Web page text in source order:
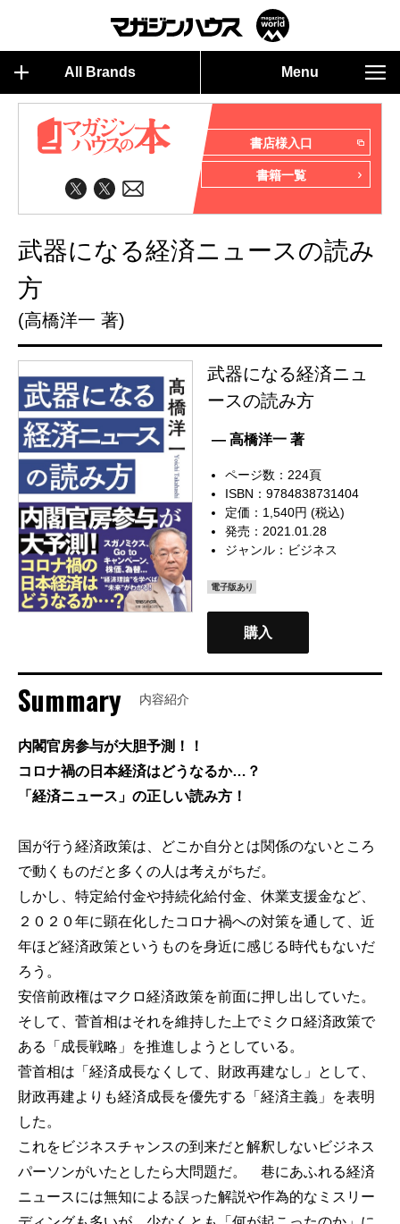
All Brands Menu
書店様入口
書籍一覧
武器になる経済ニュースの読み
方
(高橋洋一 著)
武器になる経済ニュ
ースの読み方
— 高橋洋一 著
ページ数：224頁
ISBN：9784838731404
定価：1,540円 (税込)
発売：2021.01.28
ジャンル： ビジネス
電子版あり
購入
Summary 内容紹介
内閣官房参与が大胆予測！！
コロナ禍の日本経済はどうなるか…？
「経済ニュース」の正しい読み方！
国が行う経済政策は、どこか自分とは関係のないところ
で動くものだと多くの人は考えがちだ。
しかし、特定給付金や持続化給付金、休業支援金など、
２０２０年に顕在化したコロナ禍への対策を通して、近
年ほど経済政策というものを身近に感じる時代もないだ
ろう。
安倍前政権はマクロ経済政策を前面に押し出していた。
そして、菅首相はそれを維持した上でミクロ経済政策で
ある「成長戦略」を推進しようとしている。
菅首相は「経済成長なくして、財政再建なし」として、
財政再建よりも経済成長を優先する「経済主義」を表明
した。
これをビジネスチャンスの到来だと解釈しないビジネス
パーソンがいたとしたら大問題だ。 巷にあふれる経済
ニュースには無知による誤った解説や作為的なミスリー